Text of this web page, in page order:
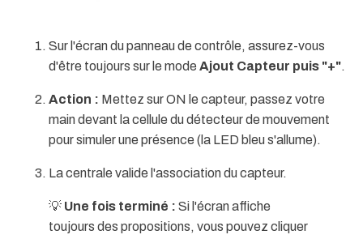
Sur l'écran du panneau de contrôle, assurez-vous
d'être toujours sur le mode Ajout Capteur puis "+".
Action : Mettez sur ON le capteur, passez votre
main devant la cellule du détecteur de mouvement
pour simuler une présence (la LED bleu s'allume).
La centrale valide l'association du capteur.
💡 Une fois terminé : Si l'écran affiche
toujours des propositions, vous pouvez cliquer